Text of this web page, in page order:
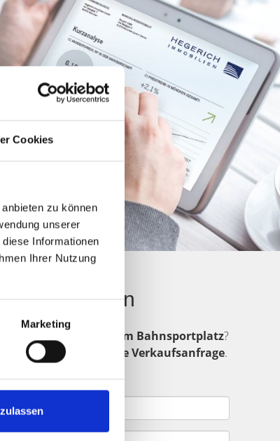
Cookies
zu können
unserer
Informationen
Ihrer Nutzung
Marketing
Käufer finden
Am Bahnsportplatz?
Senden Sie uns Ihre Verkaufsanfrage.